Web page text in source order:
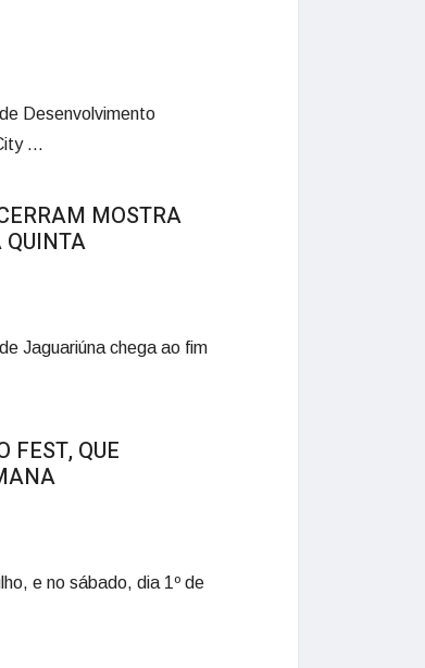
Desenvolvimento
...
MOSTRA
QUINTA
Jaguariúna chega ao fim
FEST, QUE
e no sábado, dia 1º de